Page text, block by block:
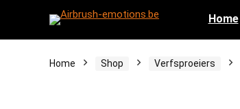
Home
Home Shop Verfsproeiers